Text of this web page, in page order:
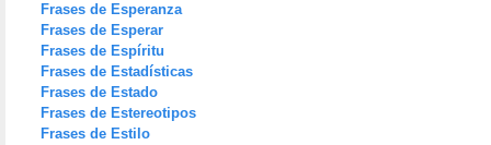
Frases de Esperanza
Frases de Esperar
Frases de Espíritu
Frases de Estadísticas
Frases de Estado
Frases de Estereotipos
Frases de Estilo